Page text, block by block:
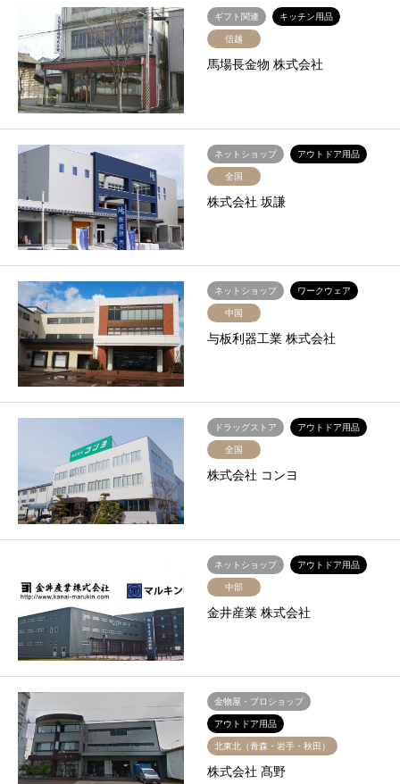
ギフト関連 キッチン用品
信越
馬場長金物 株式会社
ネットショップ アウトドア用品
全国
株式会社 坂謙
ネットショップ ワークウェア
中国
与板利器工業 株式会社
ドラッグストア アウトドア用品
全国
株式会社 コンヨ
ネットショップ アウトドア用品
中部
金井産業 株式会社
金物屋・プロショップ
アウトドア用品
北東北（青森・岩手・秋田）
株式会社 髙野